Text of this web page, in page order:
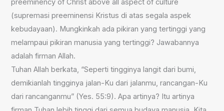
preeminency of Christ above all aspect of culture
(supremasi preeminensi Kristus di atas segala aspek
kebudayaan). Mungkinkah ada pikiran yang tertinggi yang
melampaui pikiran manusia yang tertinggi? Jawabannya
adalah firman Allah.
Tuhan Allah berkata, “Seperti tingginya langit dari bumi,
demikianlah tingginya jalan-Ku dari jalanmu, rancangan-Ku
dari rancanganmu” (Yes. 55:9). Apa artinya? Itu artinya